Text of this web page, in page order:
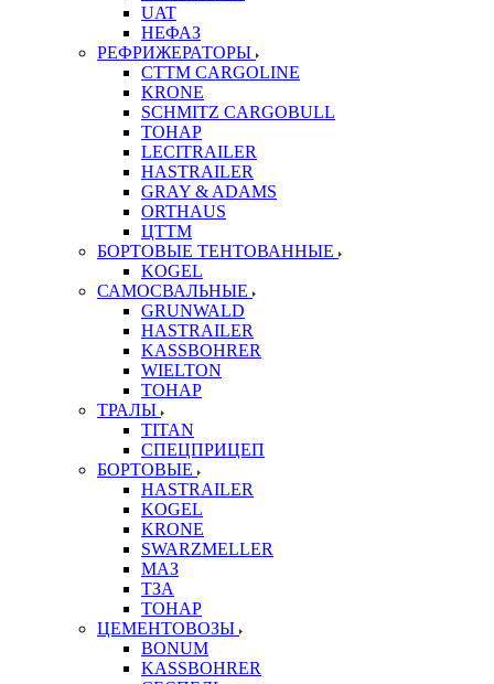
UAT
НЕФАЗ
РЕФРИЖЕРАТОРЫ
CTTM CARGOLINE
KRONE
SCHMITZ CARGOBULL
ТОНАР
LECITRAILER
HASTRAILER
GRAY & ADAMS
ORTHAUS
ЦТТМ
БОРТОВЫЕ ТЕНТОВАННЫЕ
KOGEL
САМОСВАЛЬНЫЕ
GRUNWALD
HASTRAILER
KASSBOHRER
WIELTON
ТОНАР
ТРАЛЫ
TITAN
СПЕЦПРИЦЕП
БОРТОВЫЕ
HASTRAILER
KOGEL
KRONE
SWARZMELLER
МАЗ
ТЗА
ТОНАР
ЦЕМЕНТОВОЗЫ
BONUM
KASSBOHRER